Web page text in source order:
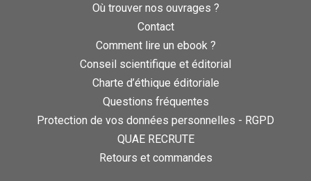
Où trouver nos ouvrages ?
Contact
Comment lire un ebook ?
Conseil scientifique et éditorial
Charte d’éthique éditoriale
Questions fréquentes
Protection de vos données personnelles - RGPD
QUAE RECRUTE
Retours et commandes